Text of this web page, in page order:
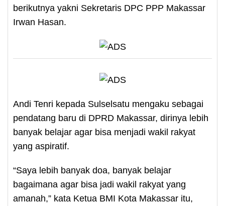
berikutnya yakni Sekretaris DPC PPP Makassar
Irwan Hasan.
Andi Tenri kepada Sulselsatu mengaku sebagai
pendatang baru di DPRD Makassar, dirinya lebih
banyak belajar agar bisa menjadi wakil rakyat
yang aspiratif.
“Saya lebih banyak doa, banyak belajar
bagaimana agar bisa jadi wakil rakyat yang
amanah,” kata Ketua BMI Kota Makassar itu,